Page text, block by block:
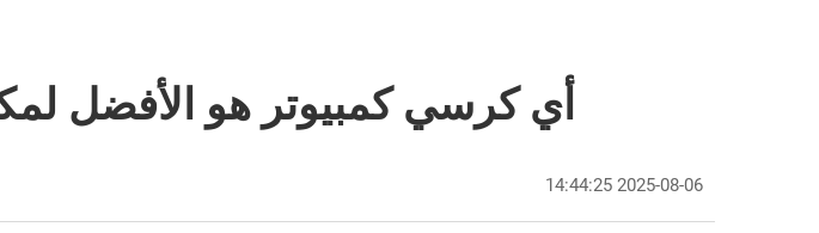
أي كرسي كمبيوتر هو الأفضل
2025-08-06 14:44:25